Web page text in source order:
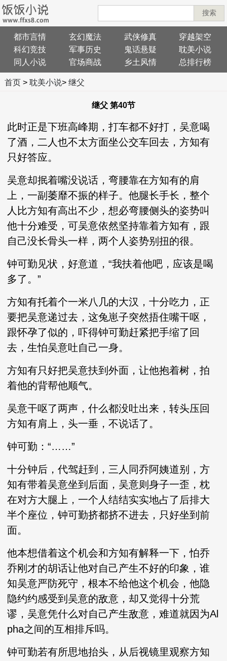
搜索
都市言情 玄幻魔法 武侠修真
穿越架空
科幻竞技
军事历史 鬼话悬疑
耽美小说
同人小说
官场商战 乡土风情 总排行榜
首页> 耽美小说> 继父
继父 第40节
此时正是下班高峰期，打车都不好打，吴意喝
了酒，二人也不太方面坐公交车回去，方知有
只好答应。
吴意却抿着嘴没说话，弯腰靠在方知有的肩
上，一副萎靡不振的样子。他腿长手长，整个
人比方知有高出不少，想必弯腰侧头的姿势叫
他十分难受，可吴意依然坚持靠着方知有，跟
自己没长骨头一样，两个人姿势别扭的很。
钟可勤见状，好意道，“我扶着他吧，应该是喝
多了。”
方知有托着个一米八几的大汉，十分吃力，正
要把吴意递过去，这兔崽子突然捂住嘴干呕，
跟怀孕了似的，吓得钟可勤赶紧把手缩了回
去，生怕吴意吐自己一身。
方知有只好把吴意扶到外面，让他抱着树，拍
着他的背帮他顺气。
吴意干呕了两声，什么都没吐出来，转头压回
方知有肩上，头一垂，不说话了。
钟可勤：“……”
十分钟后，代驾赶到，三人同乔阿姨道别，方
知有带着吴意坐到后面，吴意则身子一歪，枕
在对方大腿上，一个人结结实实地占了后排大
半个座位，钟可勤挤都挤不进去，只好坐到前
面。
他本想借着这个机会和方知有解释一下，怕乔
乔刚才的胡话让他对自己产生不好的印象，谁
知吴意严防死守，根本不给他这个机会，他隐
隐约约感受到吴意的敌意，却又觉得十分荒
谬，吴意凭什么对自己产生敌意，难道就因为Al
pha之间的互相排斥吗。
钟可勤若有所思地抬头，从后视镜里观察方知